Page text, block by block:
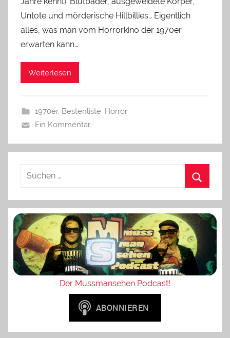
Untote und mörderische Hillbillies… Eigentlich
alles, was man vom Horrorkino der 1970er
erwarten kann…
Weiterlesen
1970er, Bestenliste, Horror
Ein Kommentar
Der Mussmansehen Podcast!